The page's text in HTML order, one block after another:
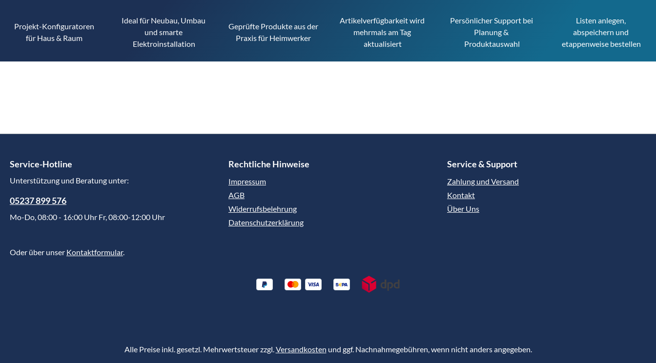
Projekt-Konfiguratoren
für Haus & Raum
Ideal für Neubau, Umbau
und smarte
Elektroinstallation
Geprüfte Produkte aus der
Praxis für Heimwerker
Artikelverfügbarkeit wird
mehrmals am Tag
aktualisiert
Persönlicher Support bei
Planung &
Produktauswahl
Listen anlegen,
abspeichern und
etappenweise bestellen
Service-Hotline
Unterstützung und Beratung unter:
05237 899 576
Mo-Do, 08:00 - 16:00 Uhr Fr, 08:00-12:00 Uhr
Oder über unser Kontaktformular.
Rechtliche Hinweise
Impressum
AGB
Widerrufsbelehrung
Datenschutzerklärung
Service & Support
Zahlung und Versand
Kontakt
Über Uns
Alle Preise inkl. gesetzl. Mehrwertsteuer zzgl.Versandkosten und ggf. Nachnahmegebühren, wenn nicht anders angegeben.